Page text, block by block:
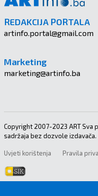
REDAKCIJA PORTALA
artinfo.portal@gmail.com
Marketing
marketing@artinfo.ba
Copyright 2007-2023 ART Sva
sadržaja bez dozvole izdavača.
Uvjeti korištenja Pravila